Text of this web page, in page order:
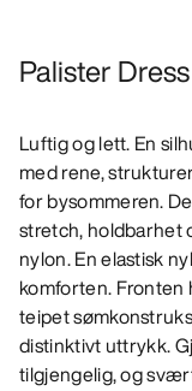
Palister
Luftig og lett. En
med rene,
for bysommeren.
stretch, holdbarhet
nylon. En elastisk
komforten. Fronten
teipet
distinktivt uttrykk.
tilgjengelig, og